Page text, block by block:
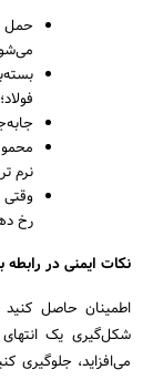
حمل
فولاد؛
نرم
رخ
نکات ایمنی در رابطه
اطمینان حاصل کنید
شکل‌گیری یک
می‌افزاید، جلوگیری